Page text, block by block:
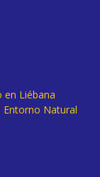
en Liébana
Entorno Natural